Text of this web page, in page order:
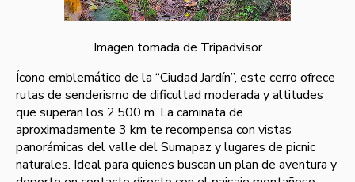
Imagen tomada de Tripadvisor
Ícono emblemático de la “Ciudad Jardín”, este cerro ofrece
rutas de senderismo de dificultad moderada y altitudes
que superan los 2.500 m. La caminata de
aproximadamente 3 km te recompensa con vistas
panorámicas del valle del Sumapaz y lugares de picnic
naturales. Ideal para quienes buscan un plan de aventura y